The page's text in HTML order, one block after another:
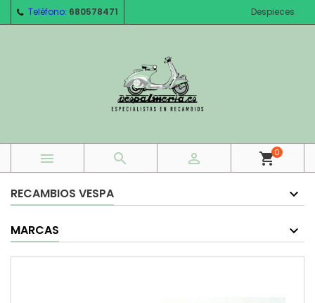
Teléfono: 680578471 Despieces
   shopping_cart0
RECAMBIOS VESPA
MARCAS